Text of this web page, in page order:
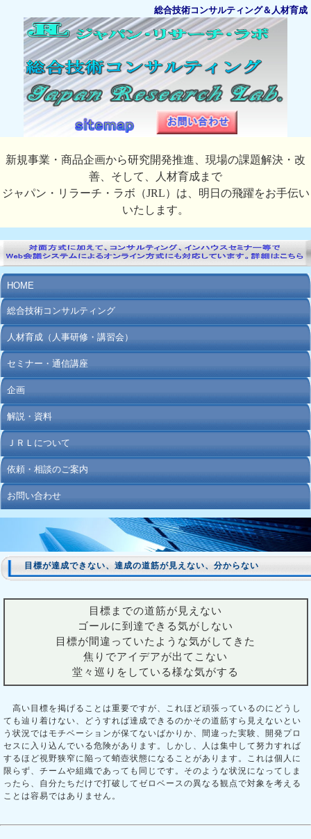
総合技術コンサルティング＆人材育成
新規事業・商品企画から研究開発推進、現場の課題解決・改
善、そして、人材育成まで
ジャパン・リラーチ・ラボ（JRL）は、明日の飛躍をお手伝い
いたします。
HOME
総合技術コンサルティング
人材育成（人事研修・講習会）
セミナー・通信講座
企画
解説・資料
ＪＲＬについて
依頼・相談のご案内
お問い合わせ
目標が達成できない、達成の道筋が見えない、分からない
目標までの道筋が見えない
ゴールに到達できる気がしない
目標が間違っていたような気がしてきた
焦りでアイデアが出てこない
堂々巡りをしている様な気がする
高い目標を掲げることは重要ですが、これほど頑張っているのにどうし
ても辿り着けない、どうすれば達成できるのかその道筋すら見えないとい
う状況ではモチベーションが保てないばかりか、間違った実験、開発プロ
セスに入り込んでいる危険があります。しかし、人は集中して努力すれば
するほど視野狭窄に陥って蛸壺状態になることがあります。これは個人に
限らず、チームや組織であっても同じです。そのような状況になってしま
ったら、自分たちだけで打破してゼロベースの異なる観点で対象を考える
ことは容易ではありません。